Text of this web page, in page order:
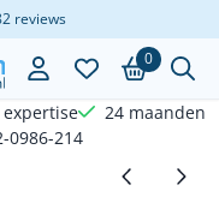
instellingen of sta
reviews
0
24 maanden
0986-214